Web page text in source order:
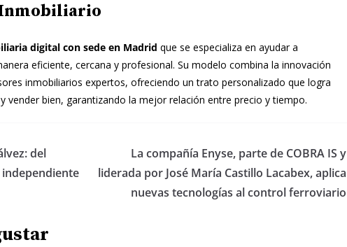
Inmobiliario
digital con sede en Madrid que se especializa en ayudar a
eficiente, cercana y profesional. Su modelo combina la innovación
inmobiliarios expertos, ofreciendo un trato personalizado que logra
vender bien, garantizando la mejor relación entre precio y tiempo.
del
La compañía Enyse, parte de COBRA IS y
liderada por José María Castillo Lacabex, aplica
nuevas tecnologías al control ferroviario